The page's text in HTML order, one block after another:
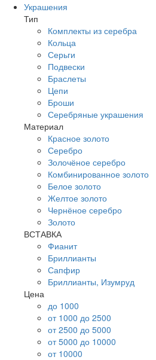
Украшения
Тип
Комплекты из серебра
Кольца
Серьги
Подвески
Браслеты
Цепи
Броши
Серебряные украшения
Материал
Красное золото
Серебро
Золочёное серебро
Комбинированное золото
Белое золото
Желтое золото
Чернёное серебро
Золото
ВСТАВКА
Фианит
Бриллианты
Сапфир
Бриллианты, Изумруд
Цена
до 1000
от 1000 до 2500
от 2500 до 5000
от 5000 до 10000
от 10000